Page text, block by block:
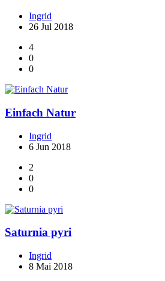
Ingrid
26 Jul 2018
4
0
0
Einfach Natur
Ingrid
6 Jun 2018
2
0
0
Saturnia pyri
Ingrid
8 Mai 2018